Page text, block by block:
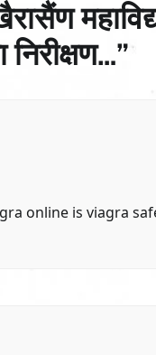
निरीक्षण…”
online is viagra